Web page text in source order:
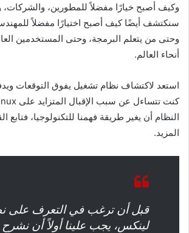
وكيف أصبح خيارًا مفضلاً للمطورين، والشركات،
سنكتشف أيضًا كيف أصبح اختيارًا مفضلاً
وحتى من يتعلم البرمجة، وحتى المستخدمين
أنحاء العالم.
استعد لاكتشاف نظام تشغيل يفوق التوقعات
النظام أن يغير طريقة فهمنا للتكنولوجيا، فتابع
المزيد.
قبل أن ترغب في التعرف على
لينكس، يجب علينا أولاً أن